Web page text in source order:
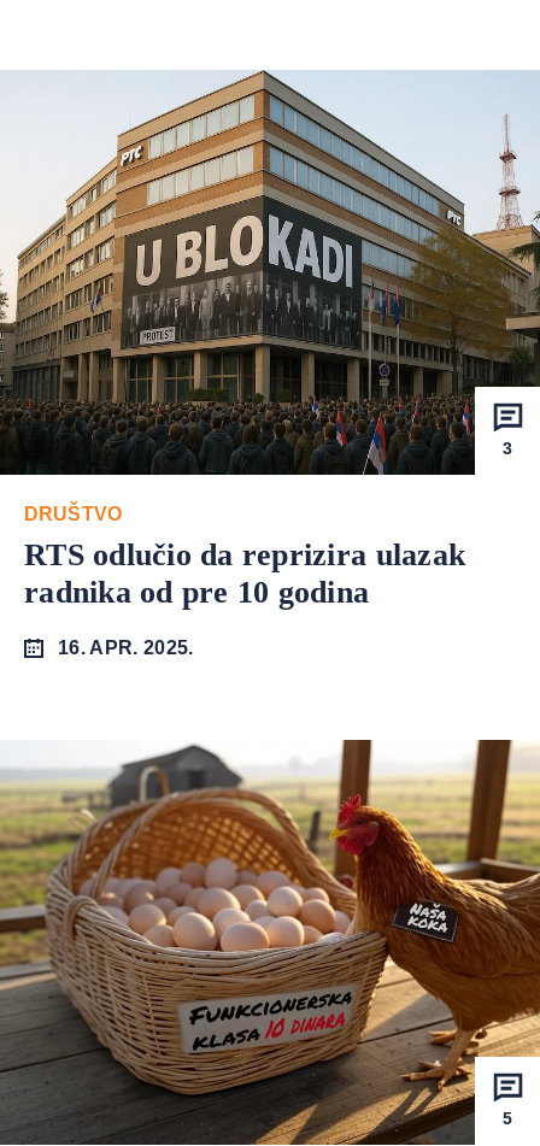
3
DRUŠTVO
RTS odlučio da reprizira ulazak
radnika od pre 10 godina
16. APR. 2025.
5